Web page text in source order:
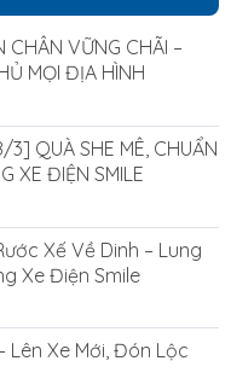
CHÂN VỮNG CHÃI –
MỌI ĐỊA HÌNH
3] QUÀ SHE MÊ, CHUẨN
XE ĐIỆN SMILE
Xế Về Dinh – Lung
Xe Điện Smile
Lên Xe Mới, Đón Lộc